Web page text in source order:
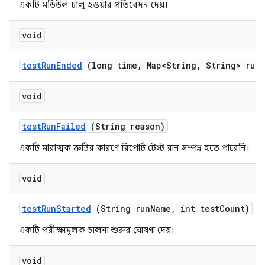
একটি মডিউল চালু হওয়ার প্রতিবেদন দেয়।
void
testRunEnded (long time , Map<String , String> run
void
testRunFailed (String reason)
একটি মারাত্মক ত্রুটির কারণে রিপোর্ট টেস্ট রান সম্পন্ন হতে পারেনি।
void
testRunStarted (String runName , int testCount)
একটি পরীক্ষামূলক চালনা শুরুর ঘোষণা দেয়।
void